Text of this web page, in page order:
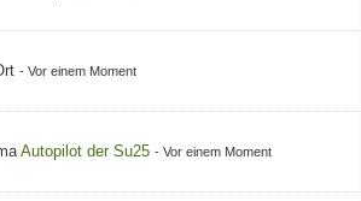
- Vor einem Moment
Autopilot der Su25 - Vor einem Moment